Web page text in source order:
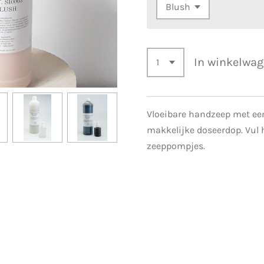
In
Vloeibare handzeep met
makkelijke doseerdop. Vul
zeeppompjes.